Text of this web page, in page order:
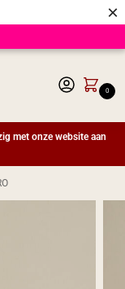
×
0
met onze website aan